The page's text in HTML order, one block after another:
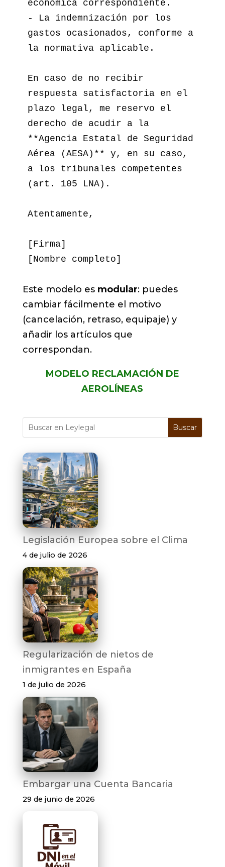
económica correspondiente.
- La indemnización por los
gastos ocasionados, conforme a
la normativa aplicable.
En caso de no recibir
respuesta satisfactoria en el
plazo legal, me reservo el
derecho de acudir a la
**Agencia Estatal de Seguridad
Aérea (AESA)** y, en su caso,
a los tribunales competentes
(art. 105 LNA).
Atentamente,
[Firma]
Este modelo es modular: puedes
cambiar fácilmente el motivo
(cancelación, retraso, equipaje) y
añadir los artículos que
correspondan.
MODELO RECLAMACIÓN DE
AEROLÍNEAS
Buscar
Legislación Europea sobre el Clima
4 de julio de 2026
Regularización de nietos de
inmigrantes en España
1 de julio de 2026
Embargar una Cuenta Bancaria
29 de junio de 2026